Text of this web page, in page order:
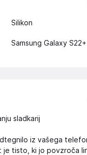
Silikon
Samsung Galaxy S22+
sladkarij
iz vašega
je tisto, ki jo povzroča